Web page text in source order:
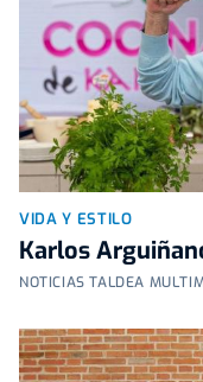
VIDA Y ESTILO
Karlos
NOTICIAS TALDEA